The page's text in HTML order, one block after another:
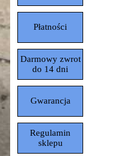
Płatności
Darmowy zwrot
do 14 dni
Gwarancja
Regulamin
sklepu